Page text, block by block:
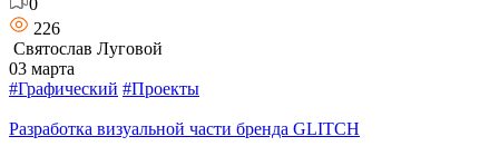
0
226
Святослав Луговой
03 марта
#Графический #Проекты
Разработка визуальной части бренда GLITCH